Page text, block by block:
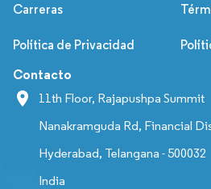
Carreras
Política de Privacidad
Contacto
11th Floor, Rajapushpa Summit
Nanakramguda Rd, Financial
Hyderabad, Telangana - 500032
India